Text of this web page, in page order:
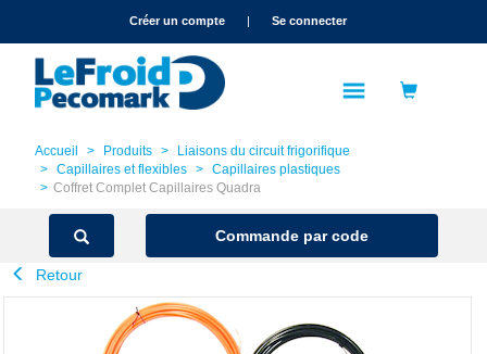
text.skipToNavigationCréer un compte | Se connecter
Accueil Produits
Liaisons du circuit frigorifique
Capillaires et flexibles
Capillaires plastiques
Coffret Complet Capillaires Quadra
Commande par code
Retour